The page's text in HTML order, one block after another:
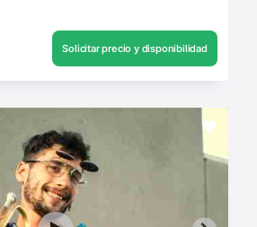
Solicitar precio y disponibilidad